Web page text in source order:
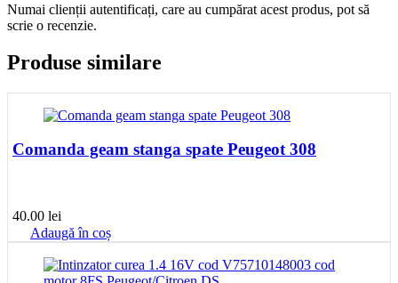
Numai clienții autentificați, care au cumpărat acest produs, pot să
scrie o recenzie.
Produse similare
Comanda geam stanga spate Peugeot 308
40.00 lei
Adaugă în coș